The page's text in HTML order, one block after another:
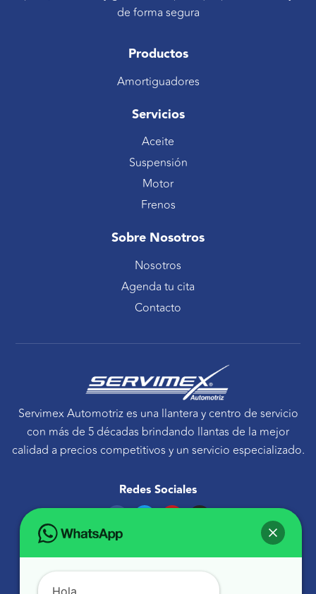
de forma segura
Productos
Amortiguadores
Servicios
Aceite
Suspensión
Motor
Frenos
Sobre Nosotros
Nosotros
Agenda tu cita
Contacto
Servimex Automotriz es una llantera y centro de servicio
con más de 5 décadas brindando llantas de la mejor
calidad a precios competitivos y un servicio especializado.
Redes Sociales
F
c
e
o
o
T
e
r
Y
b
e
I
g
r
Avenida Tecnológico 30 Sur Querétaro, Qro.
Hola,